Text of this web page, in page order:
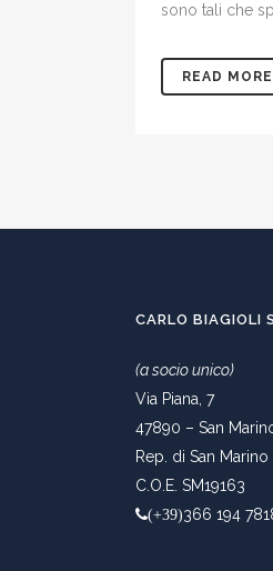
sono tali che
READ MORE
CARLO BIAGIOLI
(a socio unico)
Via Piana, 7
47890 – San
Rep. di San Marino
C.O.E. SM19163
(+39)366 194